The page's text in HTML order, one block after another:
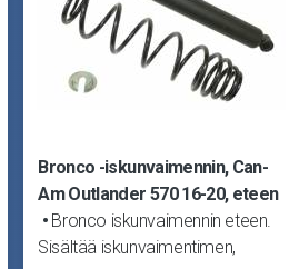
Bronco -iskunvaimennin, Can-
Am Outlander 570 16-20, eteen
Bronco iskunvaimennin eteen.
Sisältää iskunvaimentimen,